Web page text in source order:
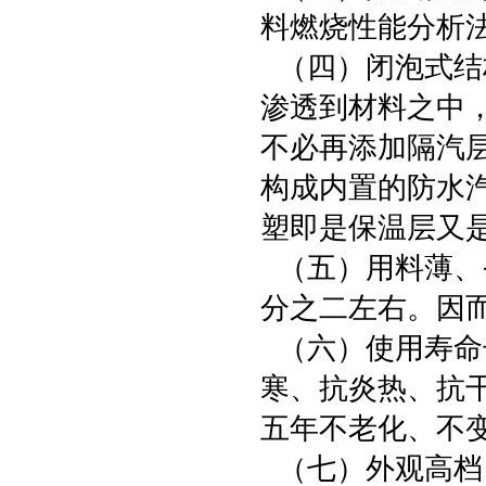
料燃烧性能分析
（四）闭泡式
渗透到材料之中
不必再添加隔汽
构成内置的防水
塑即是保温层又
（五）用料薄
分之二左右。因
（六）使用寿
寒、抗炎热、抗
五年不老化、不
（七）外观高